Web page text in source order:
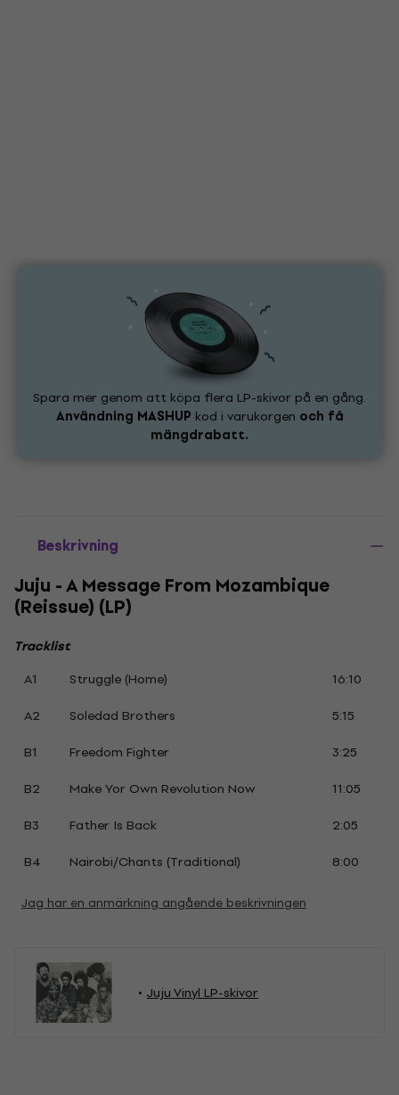
Spara mer genom att köpa flera LP-skivor på en gång.
Användning MASHUP kod i varukorgen och få
mängdrabatt.
Beskrivning
Juju - A Message From Mozambique
(Reissue) (LP)
Tracklist
A1
Struggle (Home)
16:10
A2
Soledad Brothers
5:15
B1
Freedom Fighter
3:25
B2
Make Yor Own Revolution Now
11:05
B3
Father Is Back
2:05
B4
Nairobi/Chants (Traditional) 8:00
Jag har en anmärkning angående beskrivningen
Juju Vinyl LP-skivor